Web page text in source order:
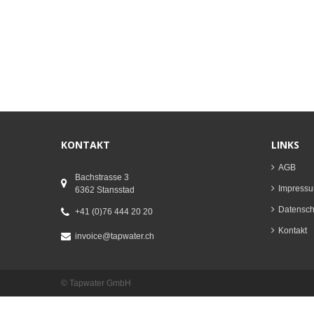
KONTAKT
Bachstrasse 3
6362 Stansstad
+41 (0)76 444 20 20
invoice@tapwater.ch
LINKS
AGB
Kontakt
© Tapwater GmbH